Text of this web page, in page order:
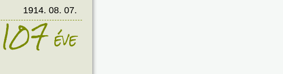
1914. 08. 07.
107éve